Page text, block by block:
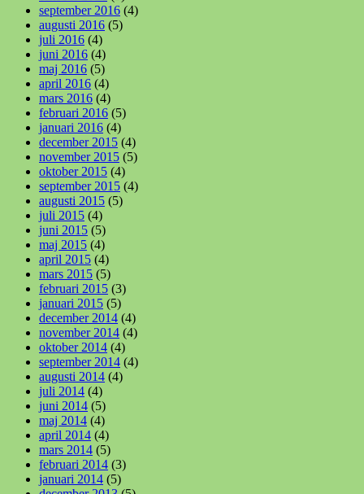
september 2016 (4)
augusti 2016 (5)
juli 2016 (4)
juni 2016 (4)
maj 2016 (5)
april 2016 (4)
mars 2016 (4)
februari 2016 (5)
januari 2016 (4)
december 2015 (4)
november 2015 (5)
oktober 2015 (4)
september 2015 (4)
augusti 2015 (5)
juli 2015 (4)
juni 2015 (5)
maj 2015 (4)
april 2015 (4)
mars 2015 (5)
februari 2015 (3)
januari 2015 (5)
december 2014 (4)
november 2014 (4)
oktober 2014 (4)
september 2014 (4)
augusti 2014 (4)
juli 2014 (4)
juni 2014 (5)
maj 2014 (4)
april 2014 (4)
mars 2014 (5)
februari 2014 (3)
januari 2014 (5)